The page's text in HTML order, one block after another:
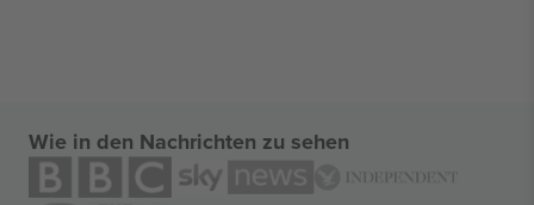
Wie in den Nachrichten zu sehen